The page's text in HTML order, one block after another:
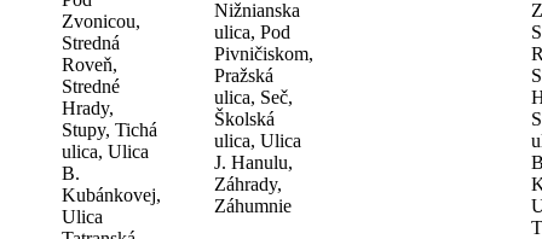
Zvonicou,
Stredná
Roveň,
Stredné
Hrady,
Stupy, Tichá
ulica, Ulica
B.
Kubánkovej,
Ulica
Nižnianska
ulica, Pod
Pivničiskom,
Pražská
ulica, Seč,
Školská
ulica, Ulica
J. Hanulu,
Záhrady,
Záhumnie